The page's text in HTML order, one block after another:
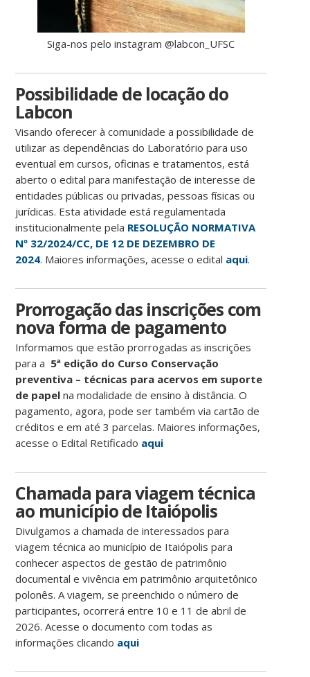
Siga-nos pelo instagram @labcon_UFSC
Possibilidade de locação do
Labcon
Visando oferecer à comunidade a possibilidade de
utilizar as dependências do Laboratório para uso
eventual em cursos, oficinas e tratamentos, está
aberto o edital para manifestação de interesse de
entidades públicas ou privadas, pessoas físicas ou
jurídicas. Esta atividade está regulamentada
institucionalmente pela RESOLUÇÃO NORMATIVA
Nº 32/2024/CC, DE 12 DE DEZEMBRO DE
2024. Maiores informações, acesse o edital aqui.
Prorrogação das inscrições com
nova forma de pagamento
Informamos que estão prorrogadas as inscrições
para a 5ª edição do Curso Conservação
preventiva – técnicas para acervos em suporte
de papel na modalidade de ensino à distância. O
pagamento, agora, pode ser também via cartão de
créditos e em até 3 parcelas. Maiores informações,
acesse o Edital Retificado aqui
Chamada para viagem técnica
ao município de Itaiópolis
Divulgamos a chamada de interessados para
viagem técnica ao município de Itaiópolis para
conhecer aspectos de gestão de patrimônio
documental e vivência em patrimônio arquitetônico
polonês. A viagem, se preenchido o número de
participantes, ocorrerá entre 10 e 11 de abril de
2026. Acesse o documento com todas as
informações clicando aqui